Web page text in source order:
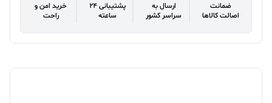
ضمانت
اصالت کالاها
ارسال به
سراسر کشور
پشتیبانی 24
ساعته
خرید امن و
راحت